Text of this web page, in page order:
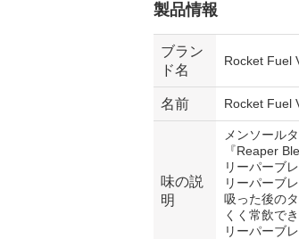
製品情報
ブラン
ド名
Rocket Fuel
名前 Rocket Fuel
味の説
明
メンソール
『Reaper
リーパーブ
リーパーブ
吸った後の
くく常飲で
リーパーブ